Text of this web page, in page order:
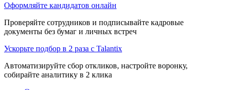
Оформляйте кандидатов онлайн
Проверяйте сотрудников и подписывайте кадровые
документы без бумаг и личных встреч
Ускорьте подбор в 2 раза с Talantix
Автоматизируйте сбор откликов, настройте воронку,
собирайте аналитику в 2 клика